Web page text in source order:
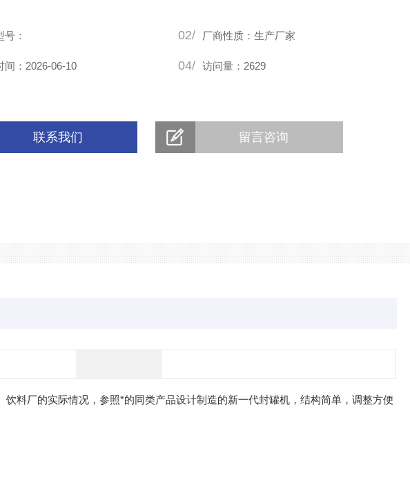
号： 02/ 厂商性质：生产厂家
间：2026-06-10 04/ 访问量：2629
联系我们 留言咨询
饮料厂的实际情况，参照*的同类产品设计制造的新一代封罐机，结构简单，调整方便